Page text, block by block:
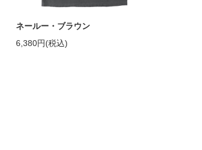
ネールー・ブラウン
6,380円(税込)